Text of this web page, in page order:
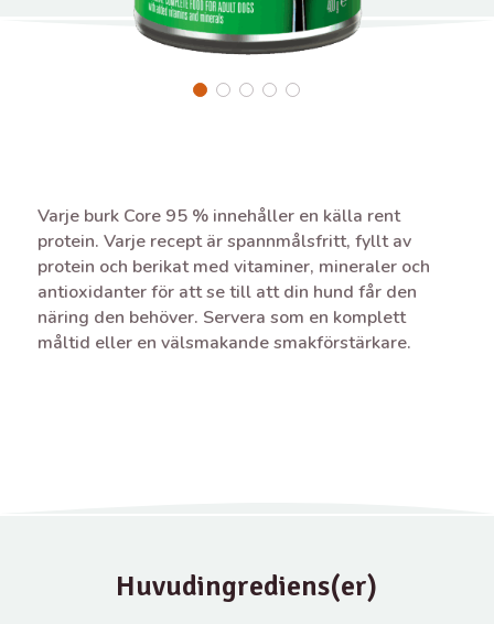
Varje burk Core 95 % innehåller en källa rent
protein. Varje recept är spannmålsfritt, fyllt av
protein och berikat med vitaminer, mineraler och
antioxidanter för att se till att din hund får den
näring den behöver. Servera som en komplett
måltid eller en välsmakande smakförstärkare.
Huvudingrediens(er)